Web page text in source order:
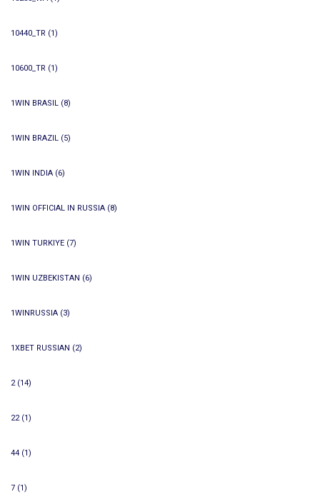
10440_TR (1)
10600_TR (1)
1WIN BRASIL (8)
1WIN BRAZIL (5)
1WIN INDIA (6)
1WIN OFFICIAL IN RUSSIA (8)
1WIN TURKIYE (7)
1WIN UZBEKISTAN (6)
1WINRUSSIA (3)
1XBET RUSSIAN (2)
2(14)
22(1)
44 (1)
7 (1)